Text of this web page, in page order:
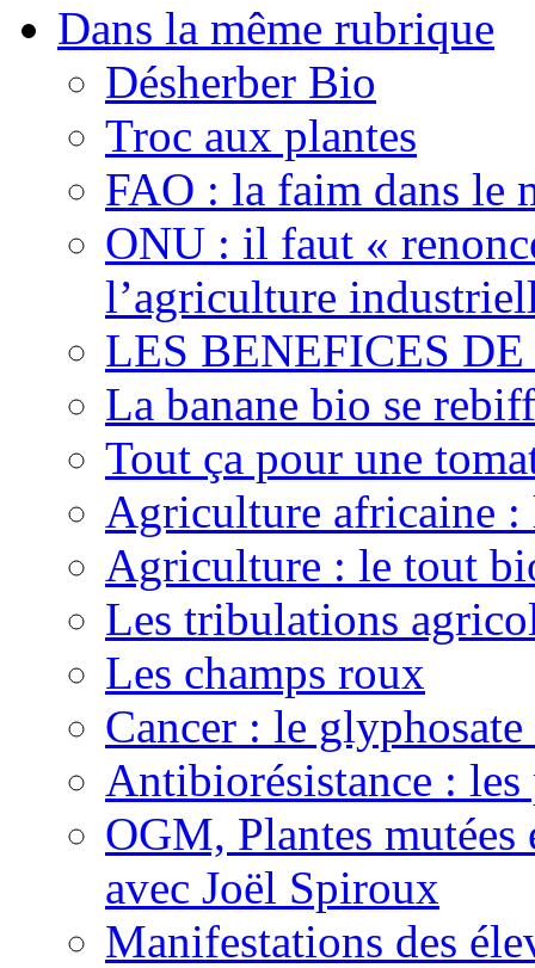
Dans la même rubrique
Désherber Bio
Troc aux plantes
FAO : la faim dans le
ONU : il faut «
l’agriculture
LES BENEFICES DE
La banane bio se
Tout ça pour une
Agriculture africaine :
Agriculture : le tout
Les tribulations
Les champs roux
Cancer : le
Antibiorésistance : les
OGM, Plantes
avec Joël Spiroux
Manifestations des